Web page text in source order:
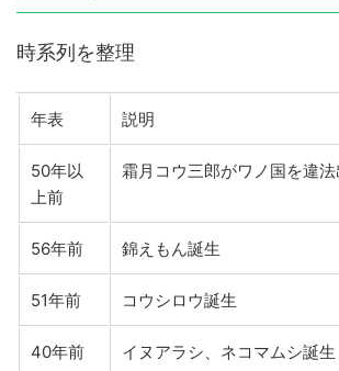
時系列を整理
年表 説明
50年以
上前
霜月コウ三郎がワノ国を違法
56年前 錦えもん誕生
51年前 コウシロウ誕生
40年前 イヌアラシ、ネコマムシ誕生